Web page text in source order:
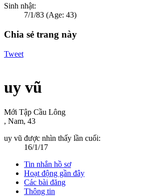
Sinh nhật:
7/1/83 (Age: 43)
Chia sẻ trang này
Tweet
uy vũ
Mới Tập Cầu Lông
, Nam, 43
uy vũ được nhìn thấy lần cuối:
16/1/17
Tin nhắn hồ sơ
Hoạt động gần đây
Các bài đăng
Thông tin